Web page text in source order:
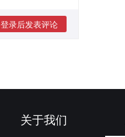
登录后发表评论
关于我们